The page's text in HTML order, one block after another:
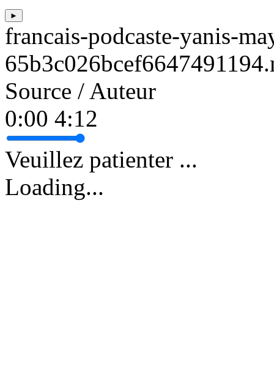
►
francais-podcaste-yanis-
Source / Auteur
0:00 4:12
Veuillez patienter ...
Loading...